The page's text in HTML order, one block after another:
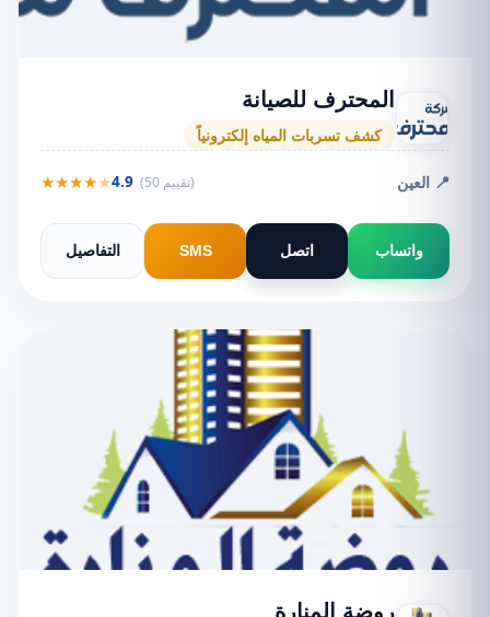
المحترف للصيانة
كشف تسربات المياه إلكترونياً
📍 العين ★★★★★4.9 (50 تقييم)
واتساب اتصل SMS التفاصيل
روضة المنارة